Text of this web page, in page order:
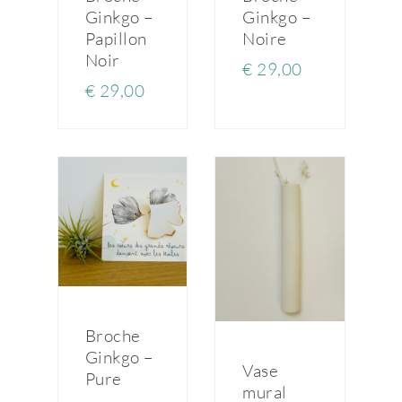
Ginkgo –
Papillon
Noir
€ 29,00
Ginkgo –
Noire
€ 29,00
Broche
Ginkgo –
Pure
Vase
mural